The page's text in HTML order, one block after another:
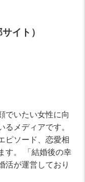
イト）
でいたい女性に向
るメディアです。
ピソード、恋愛相
す。 「結婚後の幸
活が運営しており